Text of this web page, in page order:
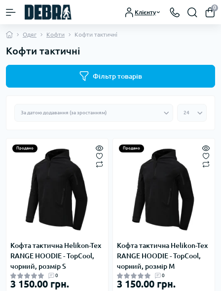
Клієнту
0
Одяг Кофти Кофти тактичні
Кофти тактичні
Фільтр товарів
Продано
Кофта тактична Helikon-Tex
RANGE HOODIE - TopCool,
чорний, розмір S
0
3 150.00 грн.
Продано
Кофта тактична Helikon-Tex
RANGE HOODIE - TopCool,
чорний, розмір M
0
3 150.00 грн.